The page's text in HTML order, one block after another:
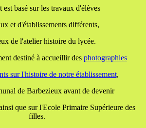
est basé sur les travaux d'élèves
et d'établissements différents,
de l'atelier histoire du lycée.
destiné à accueillir des photographies
sur l'histoire de notre établissement,
de Barbezieux avant de devenir
que sur l'Ecole Primaire Supérieure des
filles.